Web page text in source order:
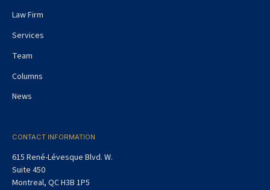
Law Firm
Services
Team
Columns
News
CONTACT INFORMATION
615 René-Lévesque Blvd. W.
Suite 450
Montreal, QC H3B 1P5